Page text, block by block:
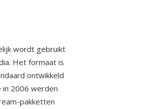
wordt gebruikt
Het formaat is
ontwikkeld
in 2006 werden
pakketten